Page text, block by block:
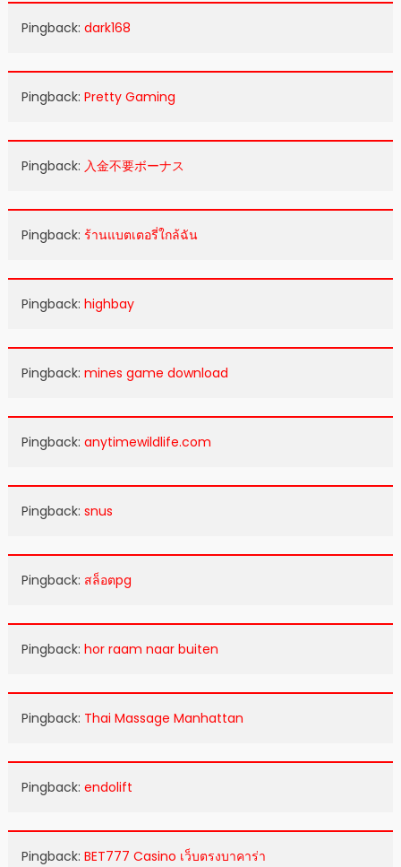
Pingback: dark168
Pingback: Pretty Gaming
Pingback: 入金不要ボーナス
Pingback: ร้านแบตเตอรี่ใกล้ฉัน
Pingback: highbay
Pingback: mines game download
Pingback: anytimewildlife.com
Pingback: snus
Pingback: สล็อตpg
Pingback: hor raam naar buiten
Pingback: Thai Massage Manhattan
Pingback: endolift
Pingback: BET777 Casino เว็บตรงบาคาร่า